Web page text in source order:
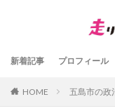
新着記事 プロフィール
HOME 五島市の政